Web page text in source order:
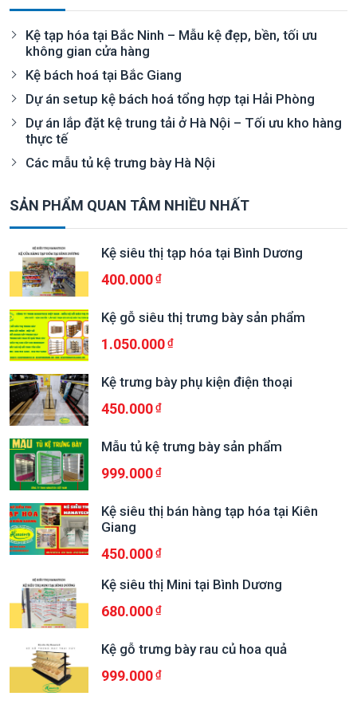
Kệ tạp hóa tại Bắc Ninh – Mẫu kệ đẹp, bền, tối ưu
không gian cửa hàng
Kệ bách hoá tại Bắc Giang
Dự án setup kệ bách hoá tổng hợp tại Hải Phòng
Dự án lắp đặt kệ trung tải ở Hà Nội – Tối ưu kho hàng
thực tế
Các mẫu tủ kệ trưng bày Hà Nội
SẢN PHẨM QUAN TÂM NHIỀU NHẤT
Kệ siêu thị tạp hóa tại Bình Dương
400.000
Kệ gỗ siêu thị trưng bày sản phẩm
1.050.000
Kệ trưng bày phụ kiện điện thoại
450.000
Mẫu tủ kệ trưng bày sản phẩm
999.000
Kệ siêu thị bán hàng tạp hóa tại Kiên
Giang
450.000
Kệ siêu thị Mini tại Bình Dương
680.000
Kệ gỗ trưng bày rau củ hoa quả
999.000